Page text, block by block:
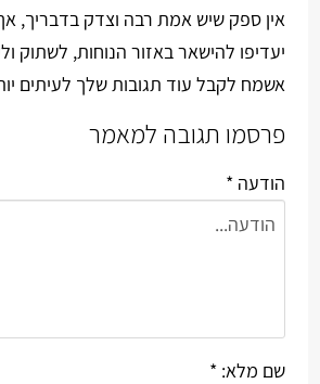
אין ספק שיש אמת רבה וצדק בדבריך,
יעדיפו להישאר באזור הנוחות, לשתוק
אשמח לקבל עוד תגובות שלך לעיתים
פרסמו תגובה למאמר
הודעה *
שם מלא: *